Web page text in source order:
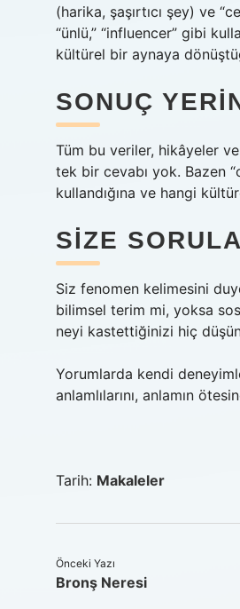
(harika, şaşırtıcı şey) ve
“ünlü,” “influencer” gibi
kültürel bir aynaya
SONUÇ
Tüm bu veriler, hikâyeler ve
tek bir cevabı yok. Bazen
kullandığına ve hangi
SIZE
Siz fenomen kelimesini
bilimsel terim mi, yoksa
neyi kastettiğinizi hiç
Yorumlarda kendi
anlamlılarını, anlamın
Tarih: Makaleler
Önceki Yazı
Bronş Neresi